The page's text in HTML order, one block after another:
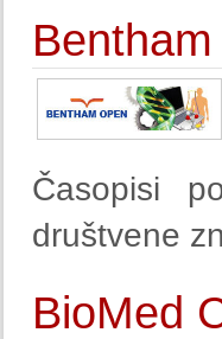
Časopisi
društvene
BioMed